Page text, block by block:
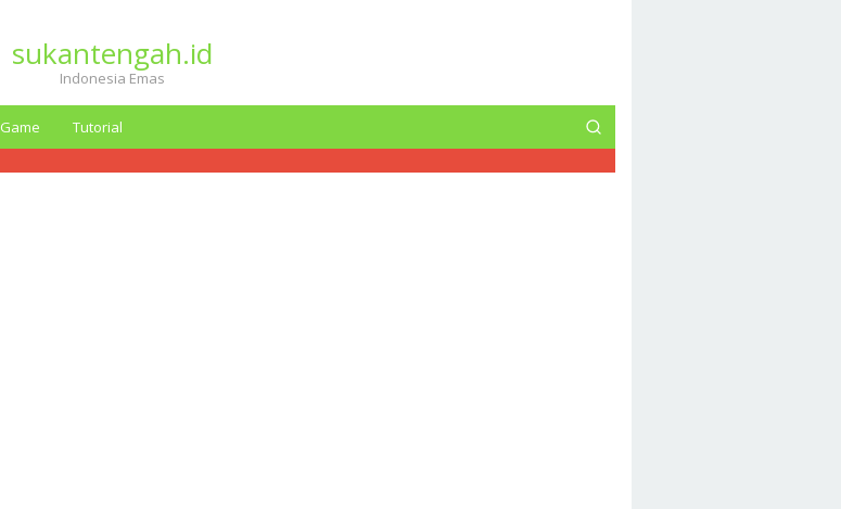
sukantengah.id
Indonesia Emas
Game Tutorial